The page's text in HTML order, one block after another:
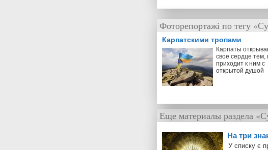
Фоторепортажі по тегу
Карпатскими тропами
Карпаты
свое сердце тем,
приходит к ним с
открытой душой
Еще материалы раздела
На три
У списку є